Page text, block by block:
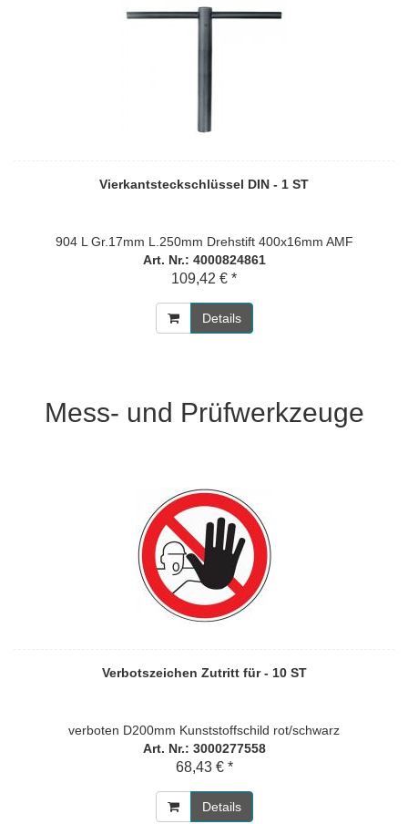
Vierkantsteckschlüssel DIN - 1 ST
904 L Gr.17mm L.250mm Drehstift 400x16mm AMF
Art. Nr.: 4000824861
109,42 € *
Details
Mess- und Prüfwerkzeuge
Verbotszeichen Zutritt für - 10 ST
verboten D200mm Kunststoffschild rot/schwarz
Art. Nr.: 3000277558
68,43 € *
Details